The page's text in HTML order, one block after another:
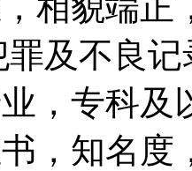
相貌端
及不良记
，专科及
，知名度